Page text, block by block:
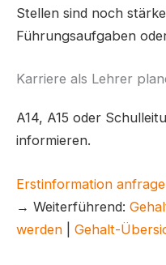
Stellen sind noch
Führungsaufgaben
Karriere als Lehrer
A14, A15 oder
informieren.
Erstinformation
→ Weiterführend:
werden
Gehalt-